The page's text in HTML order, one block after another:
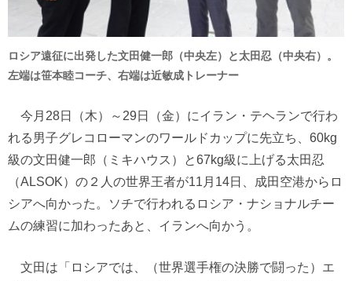
ロシア遠征に出発した文田健一郎（中央左）と太田忍（中央右）。
左端は笹本睦コーチ、右端は近敏成トレーナー
今月28日（木）～29日（金）にイラン・テヘランで行わ
れる男子グレコローマンのワールドカップに先立ち、60kg
級の文田健一郎（ミキハウス）と67kg級に上げる太田忍
（ALSOK）の２人の世界王者が11月14日、成田空港からロ
シアへ向かった。ソチで行われるロシア・ナショナルチー
ムの練習に加わったあと、イランへ向かう。
文田は「ロシアでは、（世界選手権の決勝で闘った）エ